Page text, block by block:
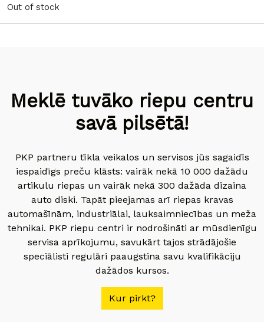
Out of stock
Meklē tuvāko riepu centru
savā pilsētā!
PKP partneru tīkla veikalos un servisos jūs sagaidīs
iespaidīgs preču klāsts: vairāk nekā 10 000 dažādu
artikulu riepas un vairāk nekā 300 dažāda dizaina
auto diski. Tapāt pieejamas arī riepas kravas
automašīnām, industriālai, lauksaimniecības un meža
tehnikai. PKP riepu centri ir nodrošināti ar mūsdienīgu
servisa aprīkojumu, savukārt tajos strādājošie
speciālisti regulāri paaugstina savu kvalifikāciju
dažādos kursos.
Kur pirkt?